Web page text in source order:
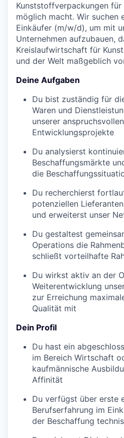
Kunststoffverpackungen
möglich macht. Wir suchen
Einkäufer (m/w/d), um mit
Unternehmen aufzubauen,
Kreislaufwirtschaft für
und der Welt maßgeblich
Deine Aufgaben
Du bist zuständig für
Waren und
unserer
Entwicklungsprojekte
Du analysierst
Beschaffungsmärkte
die
Du recherchierst
potenziellen
und erweiterst unser
Du gestaltest
Operations die
schließt vorteilhafte
Du wirkst aktiv an der
Weiterentwicklung
zur Erreichung
Qualität mit
Dein Profil
Du hast ein
im Bereich Wirtschaft
kaufmännische
Affinität
Du verfügst über erste
Berufserfahrung im
der Beschaffung